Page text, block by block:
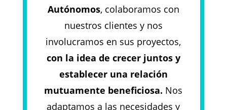
Autónomos, colaboramos con
nuestros clientes y nos
involucramos en sus proyectos,
con la idea de crecer juntos y
establecer una relación
mutuamente beneficiosa. Nos
adaptamos a las necesidades y